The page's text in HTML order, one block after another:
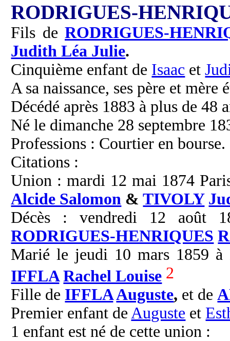
RODRIGUES-
Fils deRODRIGUES-
Judith Léa Julie.
Cinquième enfant de Isaac et
A sa naissance, ses père et mère
Décédé après 1883 à plus de 48
Né le dimanche 28 septembre
Professions : Courtier en bourse.
Citations :
Union : mardi 12 mai 1874
Alcide Salomon &TIVOLY
Décès : vendredi 12 août
RODRIGUES-HENRIQUES
Marié le jeudi 10 mars 1859 à
IFFLA Rachel Louise 2
Fille de IFFLAAuguste, et de
Premier enfant de Auguste et
1 enfant est né de cette union :